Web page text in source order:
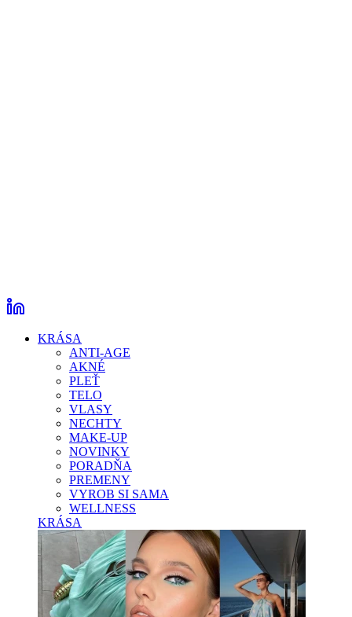
KRÁSA
ANTI-AGE
AKNÉ
PLEŤ
TELO
VLASY
NECHTY
MAKE-UP
NOVINKY
PORADŇA
PREMENY
VYROB SI SAMA
WELLNESS
KRÁSA